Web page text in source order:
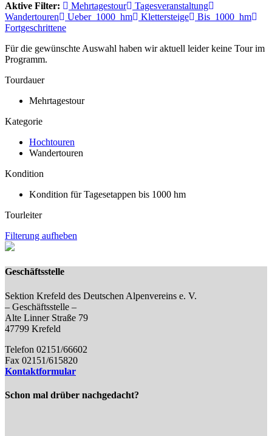
Aktive Filter:
Mehrtagestour
Tagesveranstaltung
Wandertouren
Ueber_1000_hm Klettersteige
Bis_1000_hm
Fortgeschrittene
Für die gewünschte Auswahl haben wir aktuell leider keine Tour im
Programm.
Tourdauer
Mehrtagestour
Kategorie
Hochtouren
Wandertouren
Kondition
Kondition für Tagesetappen bis 1000 hm
Tourleiter
Filterung aufheben
Geschäftsstelle
Sektion Krefeld des Deutschen Alpenvereins e. V.
– Geschäftsstelle –
Alte Linner Straße 79
47799 Krefeld
Telefon 02151/66602
Fax 02151/615820
Kontaktformular
Schon mal drüber nachgedacht?